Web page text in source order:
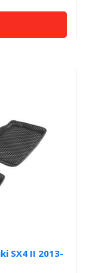
SX4 II 2013-